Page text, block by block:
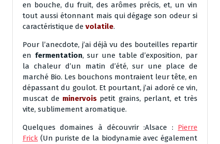
en bouche, du fruit, des arômes précis, et, un vin
tout aussi étonnant mais qui dégage son odeur si
caractéristique de volatile.
Pour l’anecdote, j’ai déjà vu des bouteilles repartir
en fermentation, sur une table d’exposition, par
la chaleur d’un matin d’été, sur une place de
marché Bio. Les bouchons montraient leur tête, en
dépassant du goulot. Et pourtant, j’ai adoré ce vin,
muscat de minervois petit grains, perlant, et très
vite, sublimement aromatique.
Quelques domaines à découvrir :Alsace : Pierre
Frick (Un puriste de la biodynamie avec également